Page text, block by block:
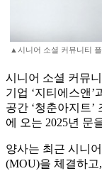
▲시니어 소셜 커뮤니티
시니어 소셜 커뮤
기업 ‘지티에스앤
공간 ‘청춘아지트
에 오는 2025년 문
양사는 최근 시니
(MOU)을 체결하